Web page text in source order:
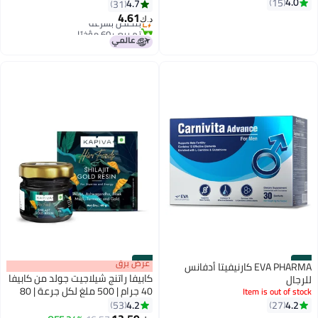
والقلب والاسترخاء - 60 كبسولة
31
د.ك‏4.61
بتخلّص بسرعة
تم بيع +60 مؤخرًا
بتخلّص بسرعة
#13 EVA PHARMA كارنيفيتا أدفانس
للرجال
Item is out of stock
4.2
27
#14
عرض برق
كابيفا راتنج شيلاجيت جولد من كابيفا
40 جرام | 500 ملغ لكل جرعة | 80
جرعة | يعزز نمو العضلات والقدرة
4.2
53